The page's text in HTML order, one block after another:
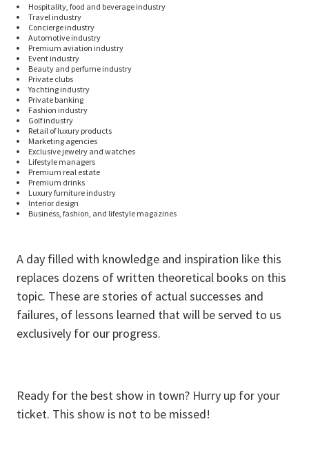
Hospitality, food and beverage industry
Travel industry
Concierge industry
Automotive industry
Premium aviation industry
Event industry
Beauty and perfume industry
Private clubs
Yachting industry
Private banking
Fashion industry
Golf industry
Retail of luxury products
Marketing agencies
Exclusive jewelry and watches
Lifestyle managers
Premium real estate
Premium drinks
Luxury furniture industry
Interior design
Business, fashion, and lifestyle magazines
A day filled with knowledge and inspiration like this
replaces dozens of written theoretical books on this
topic. These are stories of actual successes and
failures, of lessons learned that will be served to us
exclusively for our progress.
Ready for the best show in town? Hurry up for your
ticket. This show is not to be missed!